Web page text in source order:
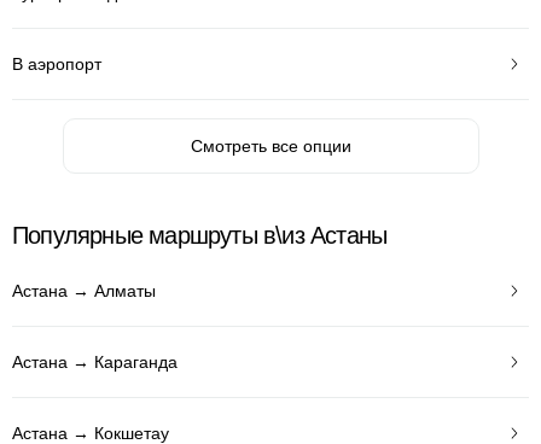
В аэропорт
Смотреть все опции
Популярные маршруты в\из Астаны
Астана → Алматы
Астана → Караганда
Астана → Кокшетау